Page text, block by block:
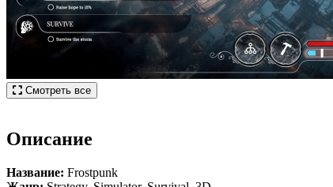
Смотреть все
Описание
Название: Frostpunk